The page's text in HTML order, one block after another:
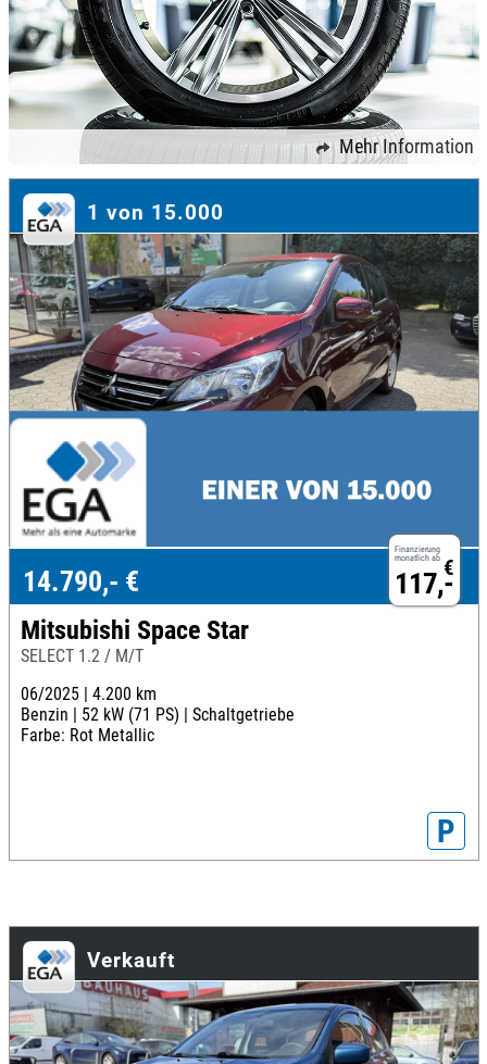
Mehr Information
1 von 15.000
Finanzierung
monatlich ab €
117,-
14.790,- €
Mitsubishi Space Star
SELECT 1.2 / M/T
06/2025 | 4.200 km
Benzin | 52 kW (71 PS) | Schaltgetriebe
Farbe: Rot Metallic
P
Verkauft